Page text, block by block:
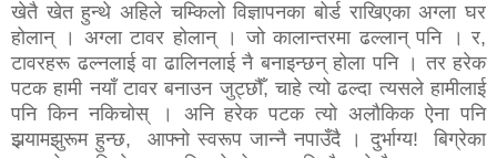
खेतै खेत हुन्थे अहिले चम्किलो विज्ञापनका बोर्ड राखिएका अग्ला घर
होलान् । अग्ला टावर होलान् । जो कालान्तरमा ढल्लान् पनि । र,
टावरहरू ढल्नलाई वा ढालिनलाई नै बनाइन्छन् होला पनि । तर हरेक
पटक हामी नयाँ टावर बनाउन जुट्छौँ, चाहे त्यो ढल्दा त्यसले हामीलाई
पनि किन नकिचोस् । अनि हरेक पटक त्यो अलौकिक ऐना पनि
झर्‍यामझुरूम हुन्छ, आफ्नो स्वरूप जान्नै नपाउँदै । दुर्भाग्य! बिग्रेका